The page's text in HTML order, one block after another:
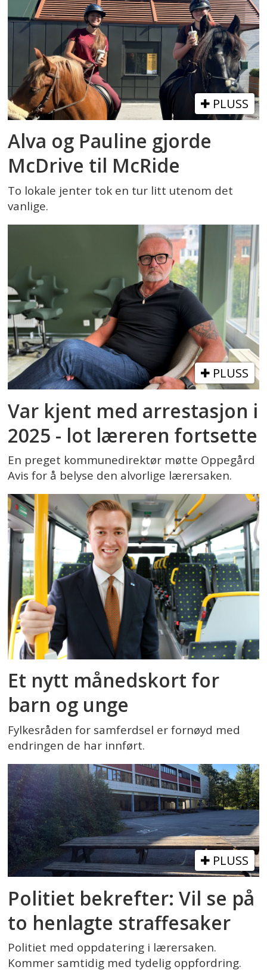
PLUSS
Alva og Pauline gjorde
McDrive til McRide
To lokale jenter tok en tur litt utenom det
vanlige.
PLUSS
Var kjent med arrestasjon i
2025 - lot læreren fortsette
En preget kommunedirektør møtte Oppegård
Avis for å belyse den alvorlige lærersaken.
Et nytt månedskort for
barn og unge
Fylkesråden for samferdsel er fornøyd med
endringen de har innført.
PLUSS
Politiet bekrefter: Vil se på
to henlagte straffesaker
Politiet med oppdatering i lærersaken.
Kommer samtidig med tydelig oppfordring.